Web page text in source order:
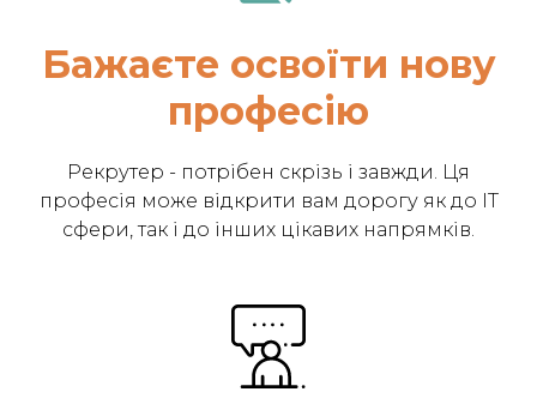
Бажаєте освоїти нову
професію
Рекрутер - потрібен скрізь і завжди. Ця
професія може відкрити вам дорогу як до IT
сфери, так і до інших цікавих напрямків.